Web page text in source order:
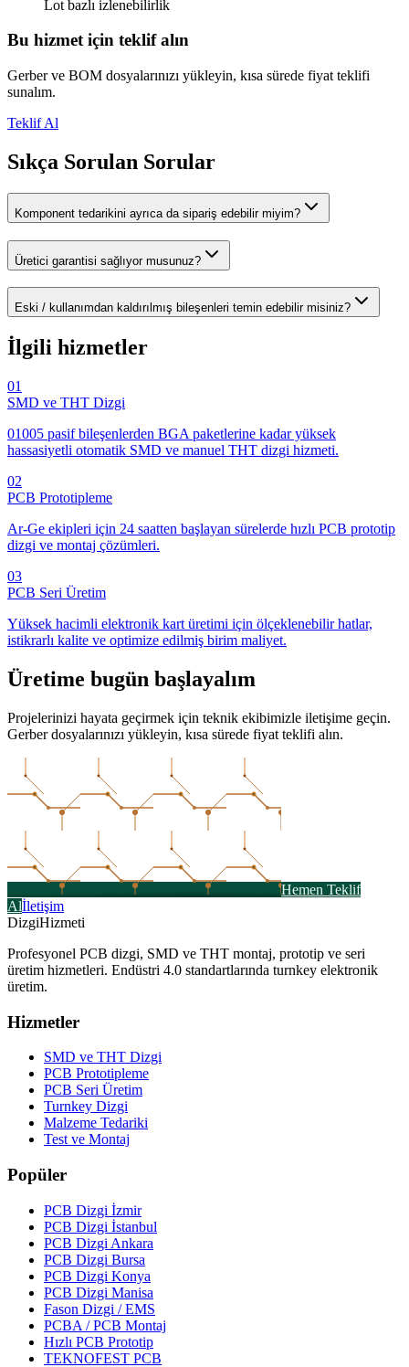
Lot bazlı izlenebilirlik
Bu hizmet için teklif alın
Gerber ve BOM dosyalarınızı yükleyin, kısa sürede fiyat teklifi
sunalım.
Teklif Al
Sıkça Sorulan Sorular
Komponent tedarikini ayrıca da sipariş edebilir miyim?
Üretici garantisi sağlıyor musunuz?
Eski / kullanımdan kaldırılmış bileşenleri temin edebilir misiniz?
İlgili hizmetler
01
SMD ve THT Dizgi
01005 pasif bileşenlerden BGA paketlerine kadar yüksek
hassasiyetli otomatik SMD ve manuel THT dizgi hizmeti.
02
PCB Prototipleme
Ar-Ge ekipleri için 24 saatten başlayan sürelerde hızlı PCB prototip
dizgi ve montaj çözümleri.
03
PCB Seri Üretim
Yüksek hacimli elektronik kart üretimi için ölçeklenebilir hatlar,
istikrarlı kalite ve optimize edilmiş birim maliyet.
Üretime bugün başlayalım
Projelerinizi hayata geçirmek için teknik ekibimizle iletişime geçin.
Gerber dosyalarınızı yükleyin, kısa sürede fiyat teklifi alın.
Hemen Teklif
Alİletişim
DizgiHizmeti
Profesyonel PCB dizgi, SMD ve THT montaj, prototip ve seri
üretim hizmetleri. Endüstri 4.0 standartlarında turnkey elektronik
üretim.
Hizmetler
SMD ve THT Dizgi
PCB Prototipleme
PCB Seri Üretim
Turnkey Dizgi
Malzeme Tedariki
Test ve Montaj
Popüler
PCB Dizgi İzmir
PCB Dizgi İstanbul
PCB Dizgi Ankara
PCB Dizgi Bursa
PCB Dizgi Konya
PCB Dizgi Manisa
Fason Dizgi / EMS
PCBA / PCB Montaj
Hızlı PCB Prototip
TEKNOFEST PCB